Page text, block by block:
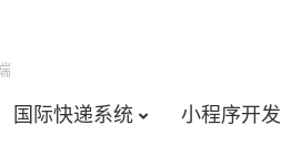
国际快递系统 小程序开发